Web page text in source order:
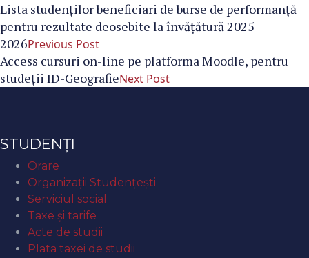
Lista studenților beneficiari de burse de performanță
pentru rezultate deosebite la învățătură 2025-
2026Previous Post
Access cursuri on-line pe platforma Moodle, pentru
studeții ID-GeografieNext Post
STUDENȚI
Orare
Organizaţii Studenţeşti
Serviciul social
Taxe și tarife
Acte de studii
Plata taxei de studii